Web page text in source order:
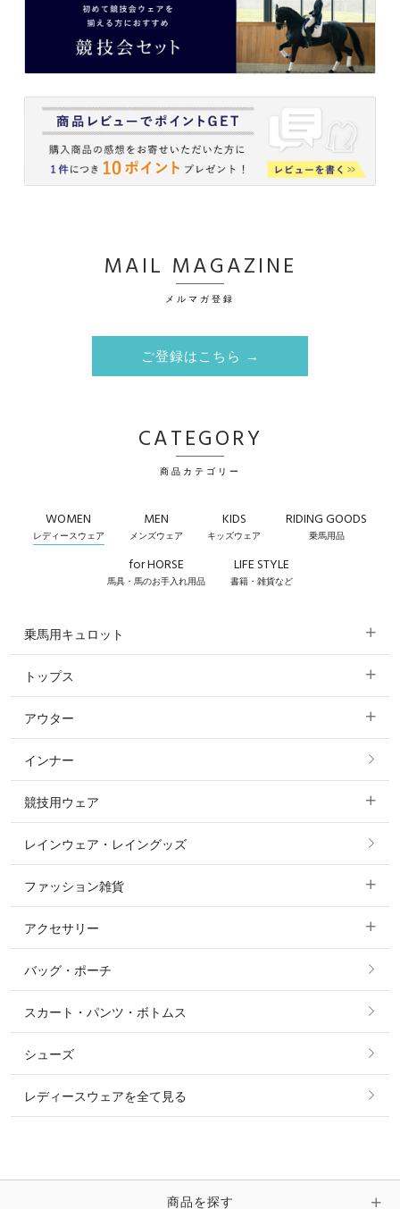
MAIL MAGAZINE
メルマガ登録
ご登録はこちら →
CATEGORY
商品カテゴリー
WOMEN
レディースウェア
MEN
メンズウェア
KIDS
キッズウェア
RIDING GOODS
乗馬用品
for HORSE
馬具・馬のお手入れ用品
LIFE STYLE
書籍・雑貨など
乗馬用キュロット
すべてのキュロット
フルグリップ・尻革 キュロット
ニーグリップ・膝革 キュロット
トップス
すべてのトップス
ポロシャツ
カットソー・Tシャツ・タンクトップ
ニット・セーター
シャツ・ブラウス・ワンピース
アウター
すべてのアウター
コート
ジャケット・ブルゾン
インナー
競技用ウェア
すべての競技用ウェア
ショージャケット
ショーシャツ
レインウェア・レイングッズ
ファッション雑貨
すべてのファッション雑貨
ソックス
ベルト
時計・財布・キーケース・革小物
アクセサリー
すべてのアクセサリー
リング
ピアス・イヤリング
ピン・ブローチ・コサージュ
バッグ・ポーチ
スカート・パンツ・ボトムス
シューズ
レディースウェアを全て見る
商品を探す